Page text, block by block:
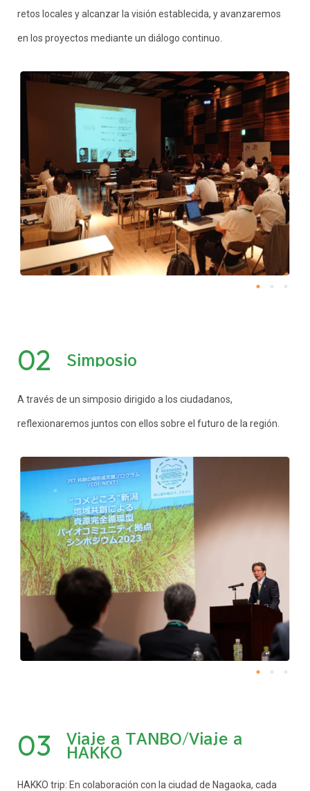
retos locales y alcanzar la visión establecida, y avanzaremos
en los proyectos mediante un diálogo continuo.
02 Simposio
A través de un simposio dirigido a los ciudadanos,
reflexionaremos juntos con ellos sobre el futuro de la región.
03
Viaje a TANBO/Viaje a
HAKKO
HAKKO trip: En colaboración con la ciudad de Nagaoka, cada